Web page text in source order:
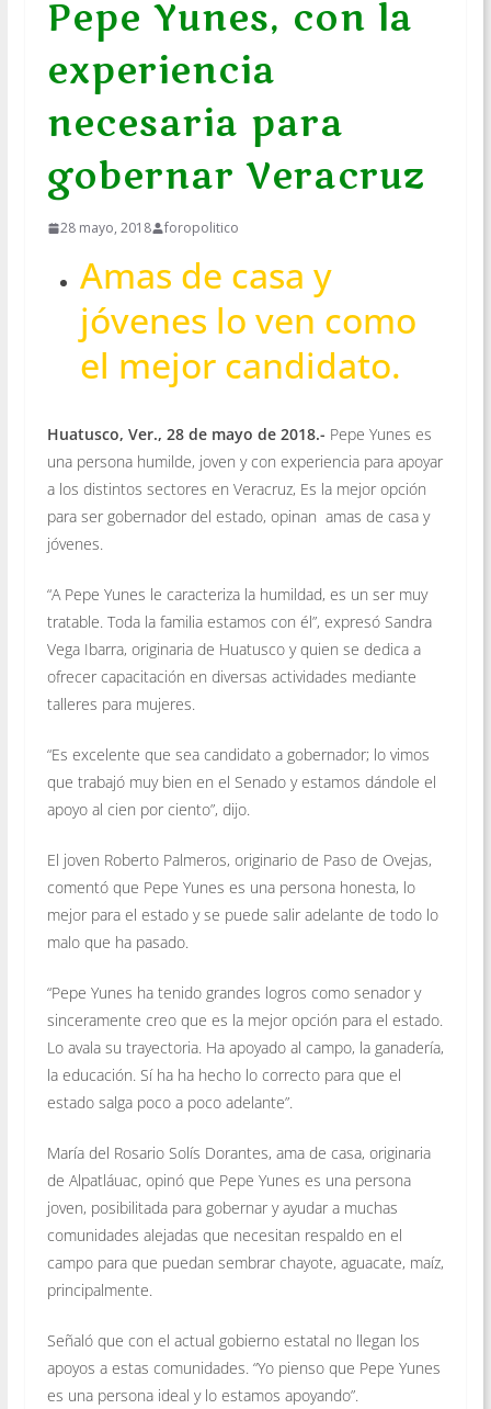
Pepe Yunes, con la
experiencia
necesaria para
gobernar Veracruz
28 mayo, 2018 foropolitico
Amas de casa y
jóvenes lo ven como
el mejor candidato.
Huatusco, Ver., 28 de mayo de 2018.- Pepe Yunes es
una persona humilde, joven y con experiencia para apoyar
a los distintos sectores en Veracruz, Es la mejor opción
para ser gobernador del estado, opinan amas de casa y
jóvenes.
“A Pepe Yunes le caracteriza la humildad, es un ser muy
tratable. Toda la familia estamos con él”, expresó Sandra
Vega Ibarra, originaria de Huatusco y quien se dedica a
ofrecer capacitación en diversas actividades mediante
talleres para mujeres.
“Es excelente que sea candidato a gobernador; lo vimos
que trabajó muy bien en el Senado y estamos dándole el
apoyo al cien por ciento”, dijo.
El joven Roberto Palmeros, originario de Paso de Ovejas,
comentó que Pepe Yunes es una persona honesta, lo
mejor para el estado y se puede salir adelante de todo lo
malo que ha pasado.
“Pepe Yunes ha tenido grandes logros como senador y
sinceramente creo que es la mejor opción para el estado.
Lo avala su trayectoria. Ha apoyado al campo, la ganadería,
la educación. Sí ha ha hecho lo correcto para que el
estado salga poco a poco adelante”.
María del Rosario Solís Dorantes, ama de casa, originaria
de Alpatláuac, opinó que Pepe Yunes es una persona
joven, posibilitada para gobernar y ayudar a muchas
comunidades alejadas que necesitan respaldo en el
campo para que puedan sembrar chayote, aguacate, maíz,
principalmente.
Señaló que con el actual gobierno estatal no llegan los
apoyos a estas comunidades. “Yo pienso que Pepe Yunes
es una persona ideal y lo estamos apoyando”.